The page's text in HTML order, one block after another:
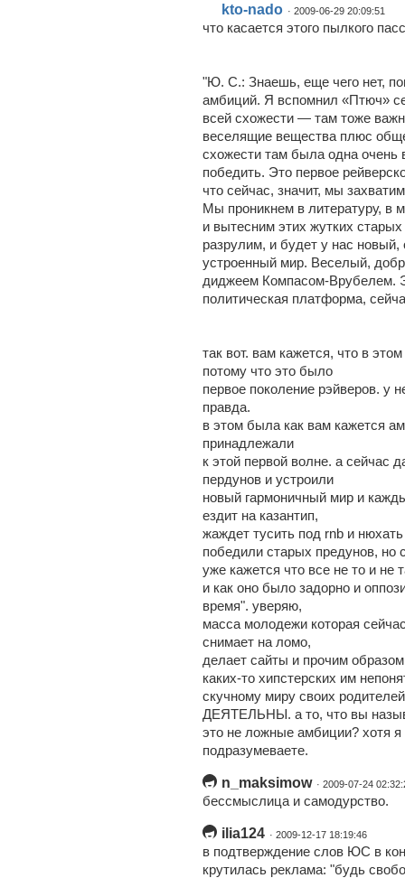
kto-nado · 2009-06-29 20:09:51
что касается этого пылкого
"Ю. С.: Знаешь, еще чего нет,
амбиций. Я вспомнил «Птюч»
всей схожести — там тоже
веселящие вещества плюс
схожести там была одна очень
победить. Это первое
что сейчас, значит, мы
Мы проникнем в литературу, в
и вытесним этих жутких
разрулим, и будет у нас новый,
устроенный мир. Веселый,
диджеем Компасом-Врубелем.
политическая платформа,
так вот. вам кажется, что в
потому что это было
первое поколение рэйверов. у
правда.
в этом была как вам кажется
принадлежали
к этой первой волне. а сейчас
пердунов и устроили
новый гармоничный мир и
ездит на казантип,
жаждет тусить под rnb и
победили старых предунов, но
уже кажется что все не то и не
и как оно было задорно и
время". уверяю,
масса молодежи которая
снимает на ломо,
делает сайты и прочим
каких-то хипстерских им
скучному миру своих
ДЕЯТЕЛЬНЫ. а то, что вы
это не ложные амбиции? хотя
подразумеваете.
n_maksimow · 2009-07-24
бессмыслица и самодурство.
ilia124 · 2009-12-17 18:19:46
в подтверждение слов ЮС в
крутилась реклама: "будь